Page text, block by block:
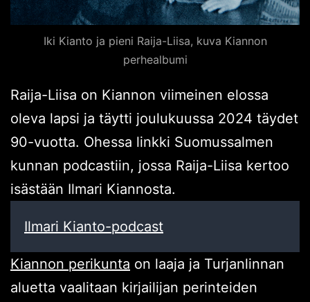
Iki Kianto ja pieni Raija-Liisa, kuva Kiannon
perhealbumi
Raija-Liisa on Kiannon viimeinen elossa
oleva lapsi ja täytti joulukuussa 2024 täydet
90-vuotta. Ohessa linkki Suomussalmen
kunnan podcastiin, jossa Raija-Liisa kertoo
isästään Ilmari Kiannosta.
Ilmari Kianto-podcast
Kiannon perikunta on laaja ja Turjanlinnan
aluetta vaalitaan kirjailijan perinteiden